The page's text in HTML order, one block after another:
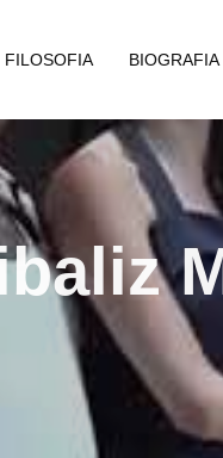
FILOSOFIA BIOGRAFIA